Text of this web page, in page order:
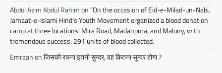
Abdul Azim Abdul Rahimon “On the occasion of Eid-e-Milad-un-Nabi,
Jamaat-e-Islami Hind’s Youth Movement organized a blood donation
camp at three locations: Mira Road, Madanpura, and Malony, with
tremendous success; 291 units of blood collected.
Emraanonजिसकी रचना इतनी सुन्दर, वह कितना सुन्दर होगा ?